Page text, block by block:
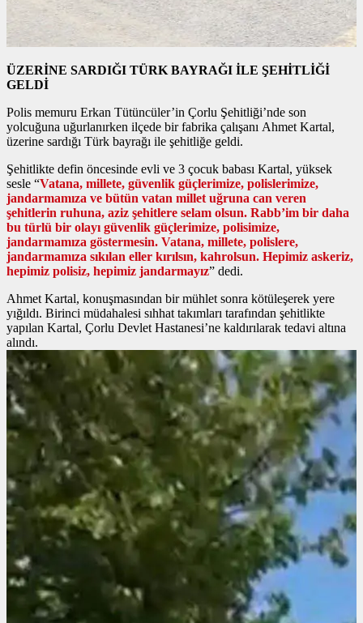
ÜZERİNE SARDIĞI TÜRK BAYRAĞI İLE ŞEHİTLİĞİ
GELDİ
Polis memuru Erkan Tütüncüler’in Çorlu Şehitliği’nde son
yolcuğuna uğurlanırken ilçede bir fabrika çalışanı Ahmet Kartal,
üzerine sardığı Türk bayrağı ile şehitliğe geldi.
Şehitlikte defin öncesinde evli ve 3 çocuk babası Kartal, yüksek
sesle “Vatana, millete, güvenlik güçlerimize, polislerimize,
jandarmamıza ve bütün vatan millet uğruna can veren
şehitlerin ruhuna, aziz şehitlere selam olsun. Rabb’im bir daha
bu türlü bir olayı güvenlik güçlerimize, polisimize,
jandarmamıza göstermesin. Vatana, millete, polislere,
jandarmamıza sıkılan eller kırılsın, kahrolsun. Hepimiz askeriz,
hepimiz polisiz, hepimiz jandarmayız” dedi.
Ahmet Kartal, konuşmasından bir mühlet sonra kötüleşerek yere
yığıldı. Birinci müdahalesi sıhhat takımları tarafından şehitlikte
yapılan Kartal, Çorlu Devlet Hastanesi’ne kaldırılarak tedavi altına
alındı.